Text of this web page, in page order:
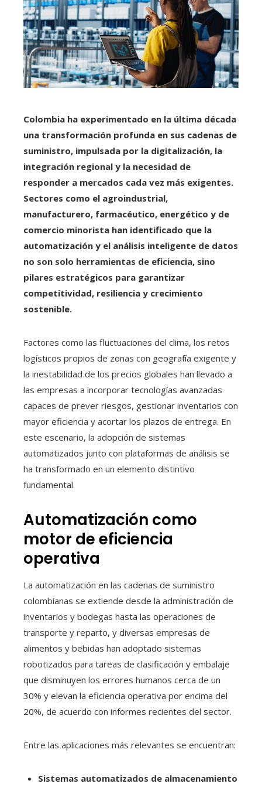
Colombia ha experimentado en la última década
una transformación profunda en sus cadenas de
suministro, impulsada por la digitalización, la
integración regional y la necesidad de
responder a mercados cada vez más exigentes.
Sectores como el agroindustrial,
manufacturero, farmacéutico, energético y de
comercio minorista han identificado que la
automatización y el análisis inteligente de datos
no son solo herramientas de eficiencia, sino
pilares estratégicos para garantizar
competitividad, resiliencia y crecimiento
sostenible.
Factores como las fluctuaciones del clima, los retos
logísticos propios de zonas con geografía exigente y
la inestabilidad de los precios globales han llevado a
las empresas a incorporar tecnologías avanzadas
capaces de prever riesgos, gestionar inventarios con
mayor eficiencia y acortar los plazos de entrega. En
este escenario, la adopción de sistemas
automatizados junto con plataformas de análisis se
ha transformado en un elemento distintivo
fundamental.
Automatización como
motor de eficiencia
operativa
La automatización en las cadenas de suministro
colombianas se extiende desde la administración de
inventarios y bodegas hasta las operaciones de
transporte y reparto, y diversas empresas de
alimentos y bebidas han adoptado sistemas
robotizados para tareas de clasificación y embalaje
que disminuyen los errores humanos cerca de un
30% y elevan la eficiencia operativa por encima del
20%, de acuerdo con informes recientes del sector.
Entre las aplicaciones más relevantes se encuentran:
Sistemas automatizados de almacenamiento